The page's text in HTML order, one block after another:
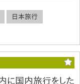
日本旅行
に国内旅行をした